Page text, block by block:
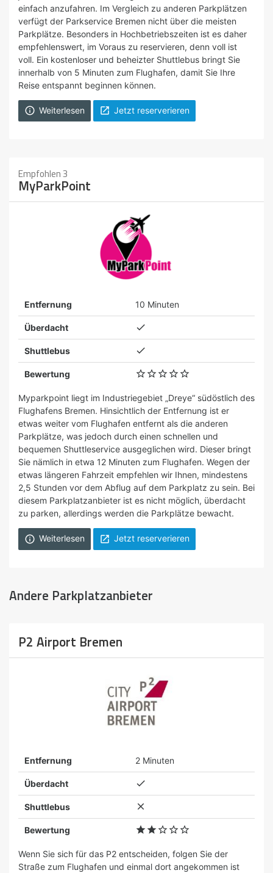
einfach anzufahren. Im Vergleich zu anderen Parkplätzen
verfügt der Parkservice Bremen nicht über die meisten
Parkplätze. Besonders in Hochbetriebszeiten ist es daher
empfehlenswert, im Voraus zu reservieren, denn voll ist
voll. Ein kostenloser und beheizter Shuttlebus bringt Sie
innerhalb von 5 Minuten zum Flughafen, damit Sie Ihre
Reise entspannt beginnen können.
 Weiterlesen  Jetzt reserverieren
Empfohlen 3
MyParkPoint
Entfernung 10 Minuten
Überdacht 
Shuttlebus 
Bewertung     
Myparkpoint liegt im Industriegebiet „Dreye“ südöstlich des
Flughafens Bremen. Hinsichtlich der Entfernung ist er
etwas weiter vom Flughafen entfernt als die anderen
Parkplätze, was jedoch durch einen schnellen und
bequemen Shuttleservice ausgeglichen wird. Dieser bringt
Sie nämlich in etwa 12 Minuten zum Flughafen. Wegen der
etwas längeren Fahrzeit empfehlen wir Ihnen, mindestens
2,5 Stunden vor dem Abflug auf dem Parkplatz zu sein. Bei
diesem Parkplatzanbieter ist es nicht möglich, überdacht
zu parken, allerdings werden die Parkplätze bewacht.
 Weiterlesen  Jetzt reserverieren
Andere Parkplatzanbieter
P2 Airport Bremen
Entfernung 2 Minuten
Überdacht 
Shuttlebus 
Bewertung     
Wenn Sie sich für das P2 entscheiden, folgen Sie der
Straße zum Flughafen und einmal dort angekommen ist